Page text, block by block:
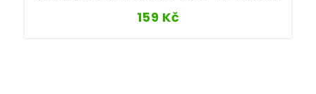
159 Kč